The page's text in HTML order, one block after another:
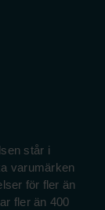
står i
varumärken
för fler än
fler än 400